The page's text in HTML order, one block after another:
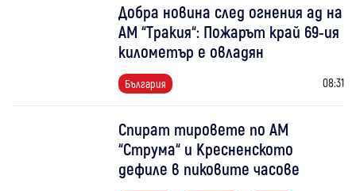
Добра новина след огнения ад на
АМ “Тракия“: Пожарът край 69-ия
километър е овладян
България 08:31
Спират тировете по АМ
“Струма“ и Кресненското
дефиле в пиковите часове